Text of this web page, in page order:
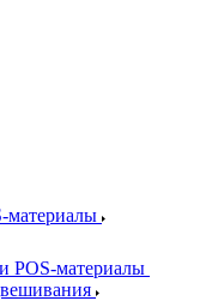
материалы
POS-материалы